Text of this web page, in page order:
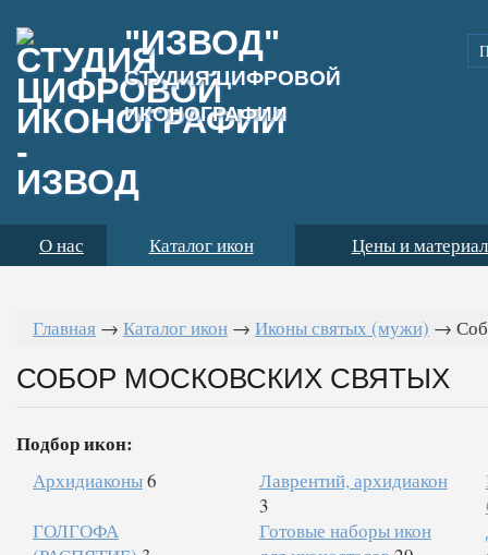
"ИЗВОД"
СТУДИЯ ЦИФРОВОЙ
ИКОНОГРАФИИ
О нас Каталог икон Цены и
Главная → Каталог икон → Иконы святых (мужи) →
СОБОР МОСКОВСКИХ СВЯТЫХ
Подбор икон:
Архидиаконы6
Лаврентий, архидиакон
3
ГОЛГОФА
Готовые наборы икон